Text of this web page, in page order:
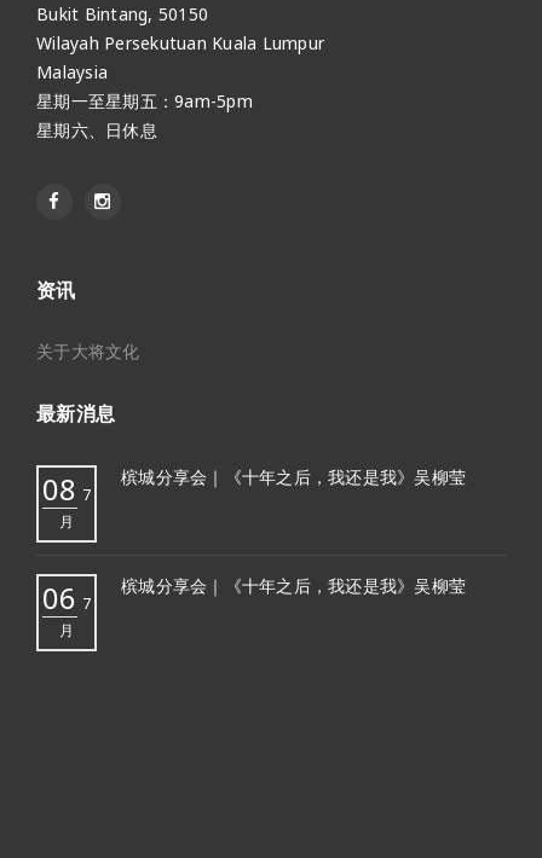
Bukit Bintang, 50150
Wilayah Persekutuan Kuala Lumpur
Malaysia
星期一至星期五：9am-5pm
星期六、日休息
资讯
关于大将文化
最新消息
08 7
月
槟城分享会｜《十年之后，我还是我》吴柳莹
06 7
月
槟城分享会｜《十年之后，我还是我》吴柳莹